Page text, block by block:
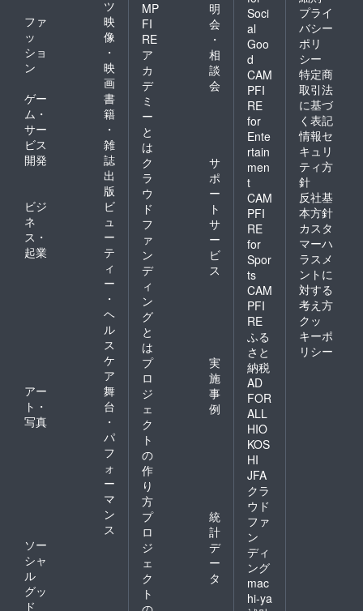
ツ
ファ
ッ
ショ
ン
映
像
・
映
画
ゲー
ム・
サー
ビス
開発
書
籍
・
雑
誌
出
版
ビジ
ネ
ス・
起業
ビ
ュ
ー
テ
ィ
ー
・
ヘ
ル
ス
ケ
ア
アー
ト・
写真
舞
台
・
パ
フ
ォ
ー
マ
ン
ス
ソー
シャ
ル
グッ
ド
MP
FI
RE
ア
カ
デ
ミ
ー
と
は
明
会
・
相
談
会
ク
ラ
ウ
ド
フ
ァ
ン
デ
ィ
ン
グ
と
は
サ
ポ
ー
ト
サ
ー
ビ
ス
プ
ロ
ジ
ェ
ク
ト
の
作
り
方
実
施
事
例
プ
ロ
ジ
ェ
ク
ト
統
計
デ
ー
タ
Soci
al
Goo
d
CAM
PFI
RE
for
Ente
rtain
men
t
CAM
PFI
RE
for
Spor
ts
CAM
PFI
RE
ふる
さと
納税
AD
FOR
ALL
HIO
KOS
HI
JFA
クラ
ウド
ファ
ン
ディ
ング
mac
hi-ya
プライ
バシー
ポリ
シー
特定商
取引法
に基づ
く表記
情報セ
キュリ
ティ方
針
反社基
本方針
カスタ
マーハ
ラスメ
ントに
対する
考え方
クッ
キーポ
リシー